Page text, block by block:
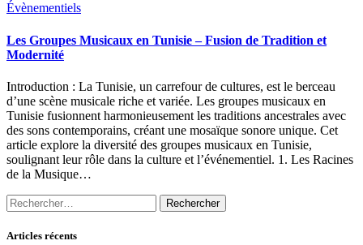
Évènementiels
Les Groupes Musicaux en Tunisie – Fusion de Tradition et
Modernité
Introduction : La Tunisie, un carrefour de cultures, est le berceau
d’une scène musicale riche et variée. Les groupes musicaux en
Tunisie fusionnent harmonieusement les traditions ancestrales avec
des sons contemporains, créant une mosaïque sonore unique. Cet
article explore la diversité des groupes musicaux en Tunisie,
soulignant leur rôle dans la culture et l’événementiel. 1. Les Racines
de la Musique…
Rechercher :
Articles récents